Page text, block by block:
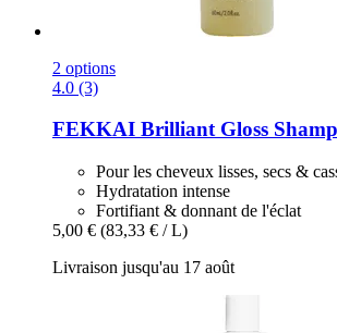
2 options
4.0 (3)
FEKKAI Brilliant Gloss
Pour les cheveux lisses, secs &
Hydratation intense
Fortifiant & donnant de l'éclat
5,00 € (83,33 € / L)
Livraison jusqu'au 17 août